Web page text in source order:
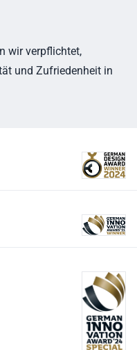
wir verpflichtet,
und Zufriedenheit in